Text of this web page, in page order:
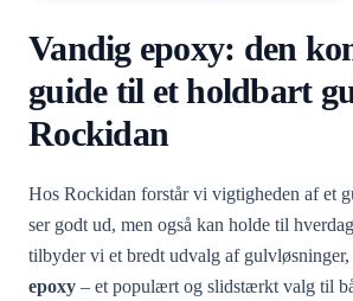
Vandig epoxy: den
guide til et holdbart
Rockidan
Hos Rockidan forstår vi vigtigheden af et
ser godt ud, men også kan holde til
tilbyder vi et bredt udvalg af
epoxy – et populært og slidstærkt valg til